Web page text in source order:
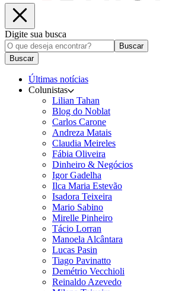
Digite sua busca
Buscar
Buscar
Últimas notícias
Colunistas
Lilian Tahan
Blog do Noblat
Carlos Carone
Andreza Matais
Claudia Meireles
Fábia Oliveira
Dinheiro & Negócios
Igor Gadelha
Ilca Maria Estevão
Isadora Teixeira
Mario Sabino
Mirelle Pinheiro
Tácio Lorran
Manoela Alcântara
Lucas Pasin
Tiago Pavinatto
Demétrio Vecchioli
Reinaldo Azevedo